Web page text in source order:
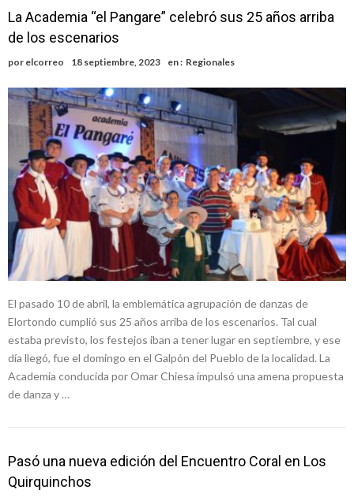
La Academia “el Pangare” celebró sus 25 años arriba
de los escenarios
por elcorreo 18 septiembre, 2023 en : Regionales
El pasado 10 de abril, la emblemática agrupación de danzas de
Elortondo cumplió sus 25 años arriba de los escenarios. Tal cual
estaba previsto, los festejos iban a tener lugar en septiembre, y ese
día llegó, fue el domingo en el Galpón del Pueblo de la localidad. La
Academia conducida por Omar Chiesa impulsó una amena propuesta
de danza y …
Pasó una nueva edición del Encuentro Coral en Los
Quirquinchos